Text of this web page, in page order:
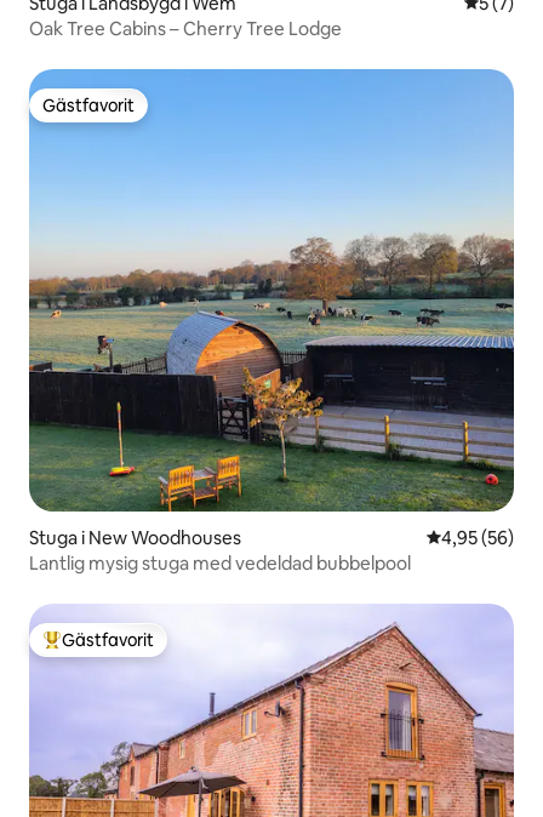
Oak Tree Cabins – Cherry Tree Lodge
Gästfavorit
Gästfavorit
Stuga i New Woodhouses 4,95 av 5 i
4,95 (56)
Lantlig mysig stuga med vedeldad bubbelpool
Populär gästfavorit
Gästfavorit